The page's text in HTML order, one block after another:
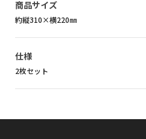
商品サイズ
約縦310×横220㎜
仕様
2枚セット